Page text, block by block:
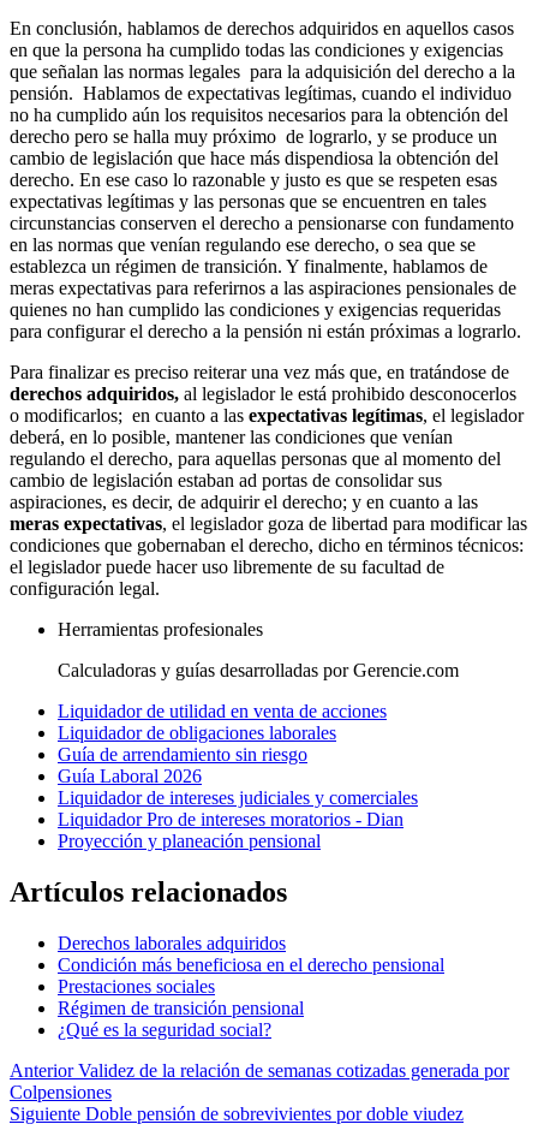
En conclusión, hablamos de derechos adquiridos en aquellos casos
en que la persona ha cumplido todas las condiciones y exigencias
que señalan las normas legales para la adquisición del derecho a la
pensión. Hablamos de expectativas legítimas, cuando el individuo
no ha cumplido aún los requisitos necesarios para la obtención del
derecho pero se halla muy próximo de lograrlo, y se produce un
cambio de legislación que hace más dispendiosa la obtención del
derecho. En ese caso lo razonable y justo es que se respeten esas
expectativas legítimas y las personas que se encuentren en tales
circunstancias conserven el derecho a pensionarse con fundamento
en las normas que venían regulando ese derecho, o sea que se
establezca un régimen de transición. Y finalmente, hablamos de
meras expectativas para referirnos a las aspiraciones pensionales de
quienes no han cumplido las condiciones y exigencias requeridas
para configurar el derecho a la pensión ni están próximas a lograrlo.
Para finalizar es preciso reiterar una vez más que, en tratándose de
derechos adquiridos, al legislador le está prohibido desconocerlos
o modificarlos; en cuanto a las expectativas legítimas, el legislador
deberá, en lo posible, mantener las condiciones que venían
regulando el derecho, para aquellas personas que al momento del
cambio de legislación estaban ad portas de consolidar sus
aspiraciones, es decir, de adquirir el derecho; y en cuanto a las
meras expectativas, el legislador goza de libertad para modificar las
condiciones que gobernaban el derecho, dicho en términos técnicos:
el legislador puede hacer uso libremente de su facultad de
configuración legal.
Herramientas profesionales
Calculadoras y guías desarrolladas por Gerencie.com
Liquidador de utilidad en venta de acciones
Liquidador de obligaciones laborales
Guía de arrendamiento sin riesgo
Guía Laboral 2026
Liquidador de intereses judiciales y comerciales
Liquidador Pro de intereses moratorios - Dian
Proyección y planeación pensional
Artículos relacionados
Derechos laborales adquiridos
Condición más beneficiosa en el derecho pensional
Prestaciones sociales
Régimen de transición pensional
¿Qué es la seguridad social?
Anterior Validez de la relación de semanas cotizadas generada por
Colpensiones
Siguiente Doble pensión de sobrevivientes por doble viudez